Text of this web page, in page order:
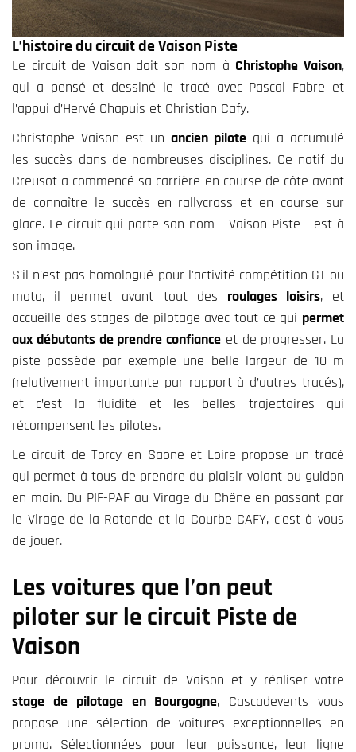
L’histoire du circuit de Vaison Piste
Le circuit de Vaison doit son nom à Christophe Vaison,
qui a pensé et dessiné le tracé avec Pascal Fabre et
l’appui d’Hervé Chapuis et Christian Cafy.
Christophe Vaison est un ancien pilote qui a accumulé
les succès dans de nombreuses disciplines. Ce natif du
Creusot a commencé sa carrière en course de côte avant
de connaître le succès en rallycross et en course sur
glace. Le circuit qui porte son nom – Vaison Piste - est à
son image.
S’il n’est pas homologué pour l'activité compétition GT ou
moto, il permet avant tout des roulages loisirs, et
accueille des stages de pilotage avec tout ce qui permet
aux débutants de prendre confiance et de progresser. La
piste possède par exemple une belle largeur de 10 m
(relativement importante par rapport à d’autres tracés),
et c’est la fluidité et les belles trajectoires qui
récompensent les pilotes.
Le circuit de Torcy en Saone et Loire propose un tracé
qui permet à tous de prendre du plaisir volant ou guidon
en main. Du PIF-PAF au Virage du Chêne en passant par
le Virage de la Rotonde et la Courbe CAFY, c’est à vous
de jouer.
Les voitures que l’on peut
piloter sur le circuit Piste de
Vaison
Pour découvrir le circuit de Vaison et y réaliser votre
stage de pilotage en Bourgogne, Cascadevents vous
propose une sélection de voitures exceptionnelles en
promo. Sélectionnées pour leur puissance, leur ligne